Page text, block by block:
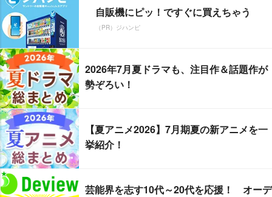
自販機にピッ！ですぐに買えちゃう
（PR）ジハンピ
2026年7月夏ドラマも、注目作＆話題作が
勢ぞろい！
【夏アニメ2026】7月期夏の新アニメを一
挙紹介！
芸能界を志す10代～20代を応援！ オーデ